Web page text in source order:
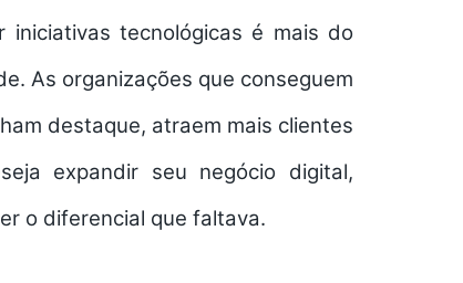
iniciativas tecnológicas é mais do
As organizações que conseguem
destaque, atraem mais clientes
expandir seu negócio digital,
o diferencial que faltava.